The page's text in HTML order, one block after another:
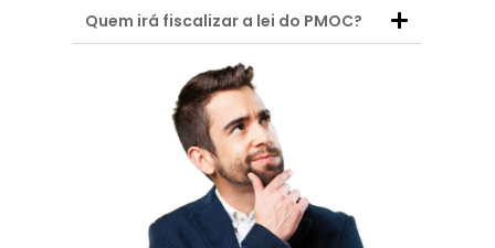
Quem irá fiscalizar a lei do PMOC?